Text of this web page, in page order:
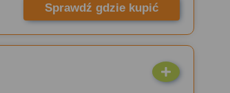
Sprawdź gdzie kupić